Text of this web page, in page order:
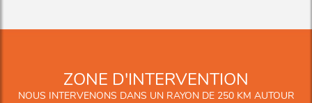
ZONE D'INTERVENTION
NOUS INTERVENONS DANS UN RAYON DE 250 KM AUTOUR